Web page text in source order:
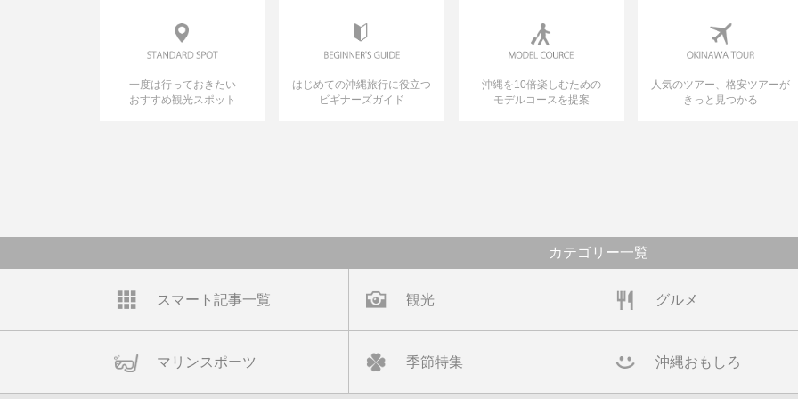
一度は行っておきたい
おすすめ観光スポット
はじめての沖縄旅行に役立つ
ビギナーズガイド
沖縄を10倍楽しむための
モデルコースを提案
人気のツアー、格安ツアーが
きっと見つかる
カテゴリー一覧
スマート記事一覧 観光 グルメ
マリンスポーツ 季節特集 沖縄おもしろ